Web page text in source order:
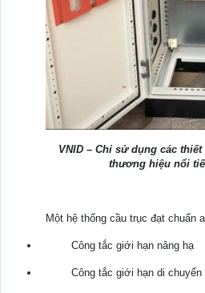
VNID – Chỉ sử dụng các
thương hiệu nổi
Một hệ thống cầu trục đạt chuẩn
Công tắc giới hạn nâng hạ
Công tắc giới hạn di chuyển